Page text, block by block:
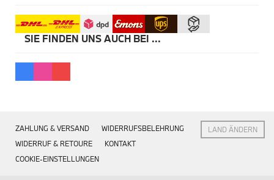
Transport & Gepäck
Exterieur
Interieur
Kommunikation & Information
Sicherheit
Transport & Gepäck
SIE FINDEN UNS AUCH BEI ...
ZAHLUNG & VERSAND
WIDERRUFSBELEHRUNG
WIDERRUF & RETOURE
KONTAKT
COOKIE-EINSTELLUNGEN
LAND ÄNDERN